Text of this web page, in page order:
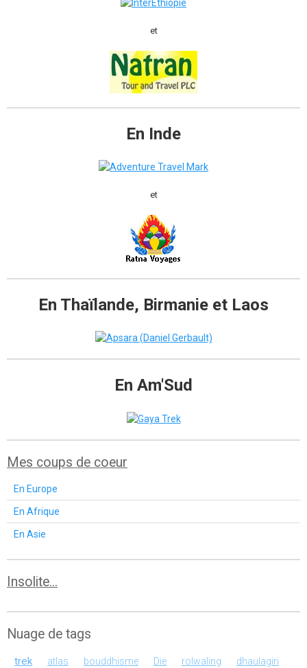
et
En Inde
et
En Thaïlande, Birmanie et Laos
En Am'Sud
Mes coups de coeur
En Europe
En Afrique
En Asie
Insolite...
Nuage de tags
trek atlas bouddhisme Die rolwaling dhaulagiri